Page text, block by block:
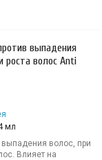
выпадения
роста волос Anti
мл
выпадения волос, при
Влияет на